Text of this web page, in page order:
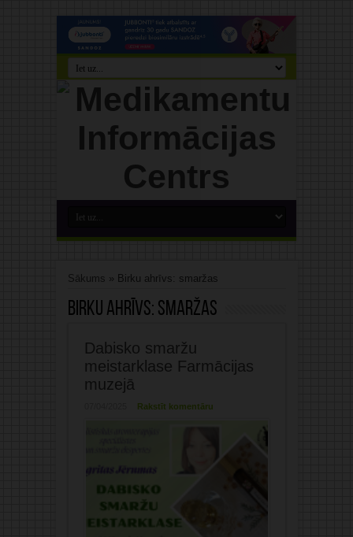
Sākums » Birku ahrīvs: smaržas
Birku ahrīvs: smaržas
Dabisko smaržu
meistarklase Farmācijas
muzejā
Rakstīt komentāru